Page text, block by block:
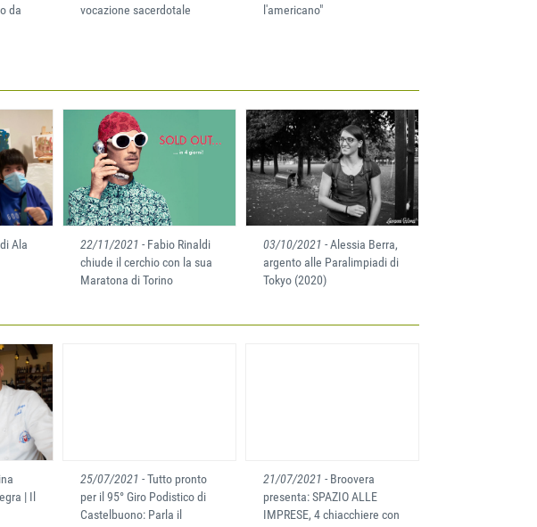
da
vocazione sacerdotale
l'americano"
Ala 22/11/2021 - Fabio Rinaldi
chiude il cerchio con la sua
Maratona di Torino
03/10/2021 - Alessia Berra,
argento alle Paralimpiadi di
Tokyo (2020)
| Il
25/07/2021 - Tutto pronto
per il 95° Giro Podistico di
Castelbuono: Parla il
21/07/2021 - Broovera
presenta: SPAZIO ALLE
IMPRESE, 4 chiacchiere con